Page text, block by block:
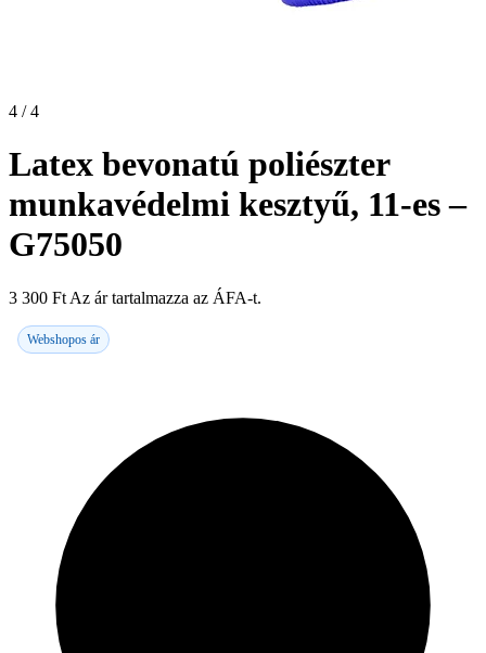
4 / 4
Latex bevonatú poliészter
munkavédelmi kesztyű, 11-es –
G75050
3 300 Ft Az ár tartalmazza az ÁFA-t.
Webshopos ár